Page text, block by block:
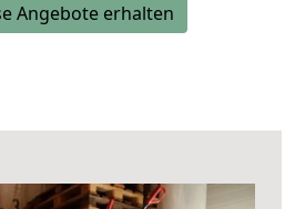
Angebote erhalten